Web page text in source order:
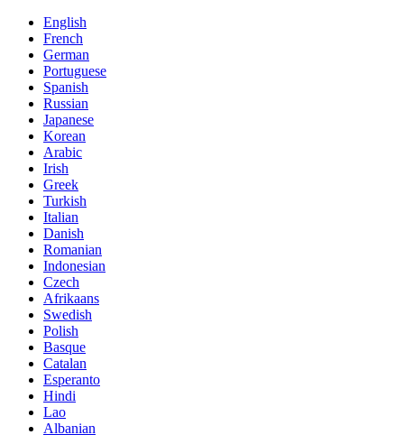
English
French
German
Portuguese
Spanish
Russian
Japanese
Korean
Arabic
Irish
Greek
Turkish
Italian
Danish
Romanian
Indonesian
Czech
Afrikaans
Swedish
Polish
Basque
Catalan
Esperanto
Hindi
Lao
Albanian